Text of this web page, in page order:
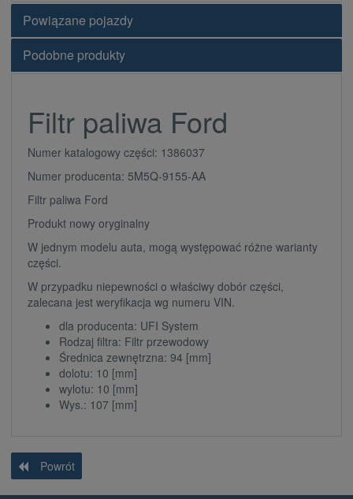
Powiązane pojazdy
Podobne produkty
Filtr paliwa Ford
Numer katalogowy części: 1386037
Numer producenta: 5M5Q-9155-AA
Filtr paliwa Ford
Produkt nowy oryginalny
W jednym modelu auta, mogą występować różne warianty
części.
W przypadku niepewności o właściwy dobór części,
zalecana jest weryfikacja wg numeru VIN.
dla producenta: UFI System
Rodzaj filtra: Filtr przewodowy
Średnica zewnętrzna: 94 [mm]
dolotu: 10 [mm]
wylotu: 10 [mm]
Wys.: 107 [mm]
Powrót